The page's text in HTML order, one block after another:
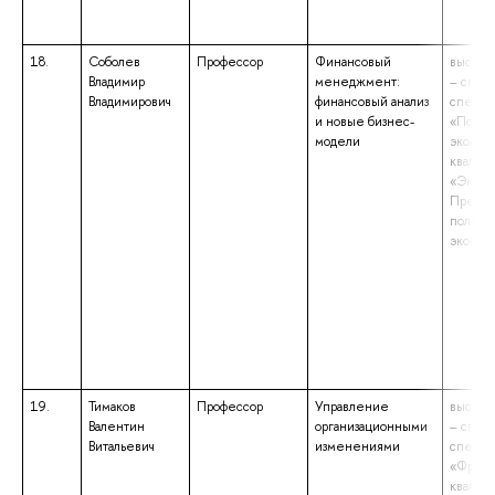
18.
Соболев
Владимир
Владимирович
Профессор
Финансовый
менеджмент:
финансовый анализ
и новые бизнес-
модели
–
19.
Тимаков
Валентин
Витальевич
Профессор
Управление
организационными
изменениями
–